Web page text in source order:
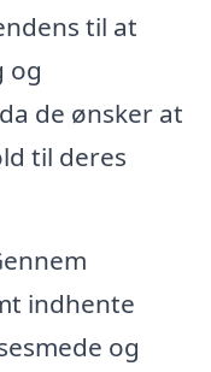
til at
og
de ønsker at
til deres
indhente
og